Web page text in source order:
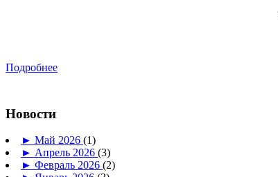
Подробнее
Новости
► Май 2026 (1)
► Апрель 2026 (3)
► Февраль 2026 (2)